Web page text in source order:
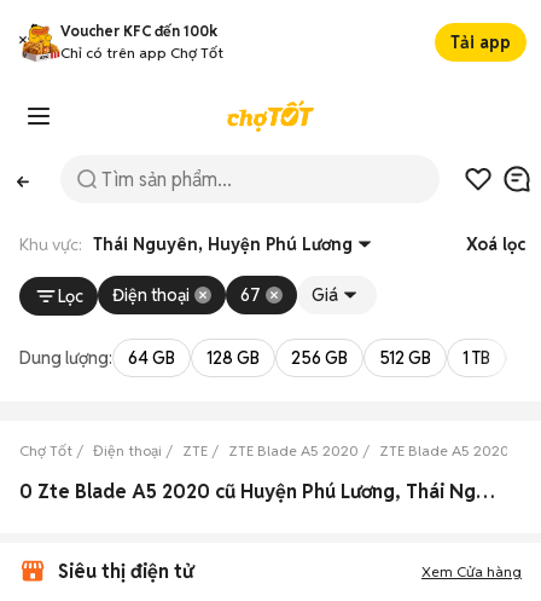
Voucher KFC đến 100k
Chỉ có trên app Chợ Tốt
Tải app
Khu vực: Thái Nguyên, Huyện Phú Lương Xoá lọc
Lọc Điện thoại 67 Giá
Dung lượng: 64 GB 128 GB 256 GB 512 GB 1 TB
Chợ Tốt Điện thoại ZTE ZTE Blade A5 2020 ZTE Blade A5 2020
0 Zte Blade A5 2020 cũ Huyện Phú Lương, Thái Nguyên đẹp
Siêu thị điện tử Xem Cửa hàng